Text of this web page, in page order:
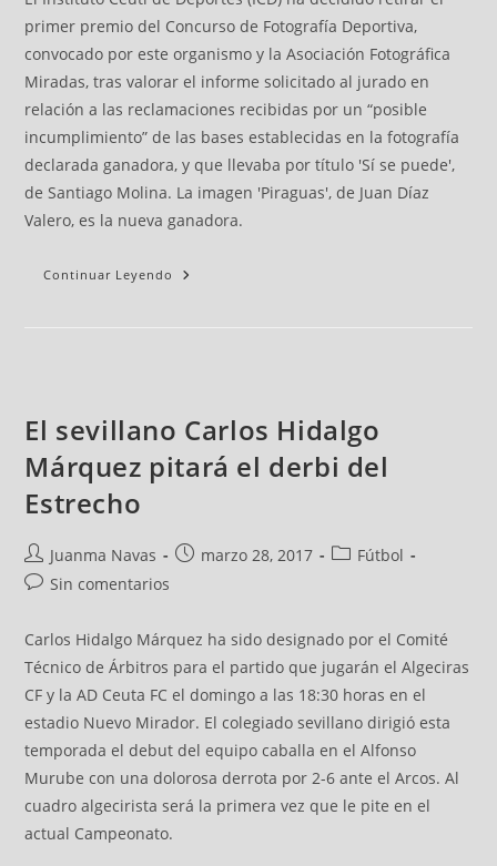
primer premio del Concurso de Fotografía Deportiva,
convocado por este organismo y la Asociación Fotográfica
Miradas, tras valorar el informe solicitado al jurado en
relación a las reclamaciones recibidas por un “posible
incumplimiento” de las bases establecidas en la fotografía
declarada ganadora, y que llevaba por título 'Sí se puede',
de Santiago Molina. La imagen 'Piraguas', de Juan Díaz
Valero, es la nueva ganadora.
Continuar Leyendo
El sevillano Carlos Hidalgo
Márquez pitará el derbi del
Estrecho
Juanma Navas marzo 28, 2017
Fútbol
Sin comentarios
Carlos Hidalgo Márquez ha sido designado por el Comité
Técnico de Árbitros para el partido que jugarán el Algeciras
CF y la AD Ceuta FC el domingo a las 18:30 horas en el
estadio Nuevo Mirador. El colegiado sevillano dirigió esta
temporada el debut del equipo caballa en el Alfonso
Murube con una dolorosa derrota por 2-6 ante el Arcos. Al
cuadro algecirista será la primera vez que le pite en el
actual Campeonato.